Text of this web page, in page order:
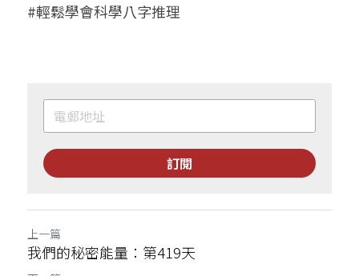
#輕鬆學會科學八字推理
訂閱
上一篇
我們的秘密能量：第419天